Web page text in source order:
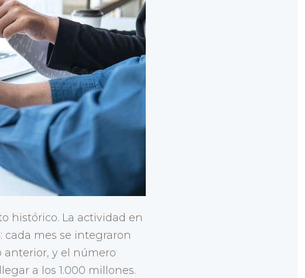
histórico. La actividad en
cada mes se integraron
anterior, y el número
a los 1.000 millones.